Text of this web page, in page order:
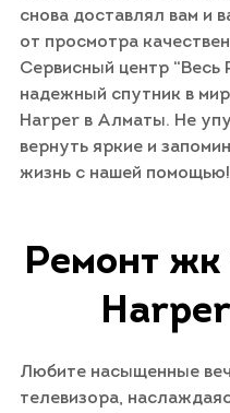
снова доставлял вам и
от просмотра
Сервисный центр “Весь
надежный спутник в
Harper в Алматы. Не
вернуть яркие и
жизнь с нашей помощью!
Ремонт жк
Любите насыщенные
телевизора,